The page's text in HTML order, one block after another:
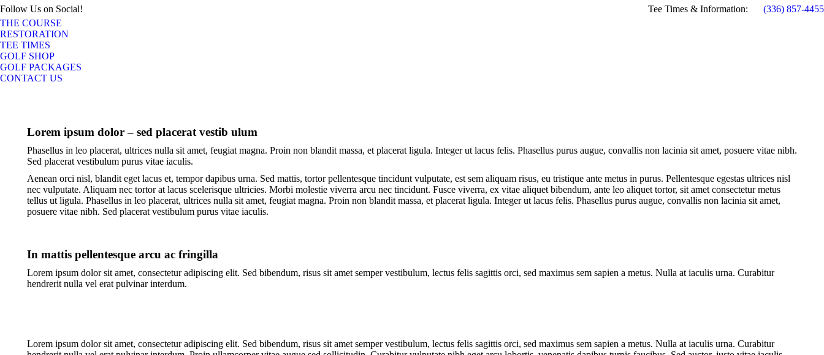
Follow Us on Social! Tee Times & Information:
(336) 857-4455
THE COURSE
RESTORATION
TEE TIMES
GOLF SHOP
GOLF PACKAGES
CONTACT US
Lorem ipsum dolor – sed placerat vestib ulum
Phasellus in leo placerat, ultrices nulla sit amet, feugiat magna. Proin non blandit massa, et placerat ligula. Integer ut lacus felis. Phasellus purus augue, convallis non lacinia sit amet, posuere vitae nibh.
Sed placerat vestibulum purus vitae iaculis.
Aenean orci nisl, blandit eget lacus et, tempor dapibus urna. Sed mattis, tortor pellentesque tincidunt vulputate, est sem aliquam risus, eu tristique ante metus in purus. Pellentesque egestas ultrices nisl
nec vulputate. Aliquam nec tortor at lacus scelerisque ultricies. Morbi molestie viverra arcu nec tincidunt. Fusce viverra, ex vitae aliquet bibendum, ante leo aliquet tortor, sit amet consectetur metus
tellus ut ligula. Phasellus in leo placerat, ultrices nulla sit amet, feugiat magna. Proin non blandit massa, et placerat ligula. Integer ut lacus felis. Phasellus purus augue, convallis non lacinia sit amet,
posuere vitae nibh. Sed placerat vestibulum purus vitae iaculis.
In mattis pellentesque arcu ac fringilla
Lorem ipsum dolor sit amet, consectetur adipiscing elit. Sed bibendum, risus sit amet semper vestibulum, lectus felis sagittis orci, sed maximus sem sapien a metus. Nulla at iaculis urna. Curabitur
hendrerit nulla vel erat pulvinar interdum.
Lorem ipsum dolor sit amet, consectetur adipiscing elit. Sed bibendum, risus sit amet semper vestibulum, lectus felis sagittis orci, sed maximus sem sapien a metus. Nulla at iaculis urna. Curabitur